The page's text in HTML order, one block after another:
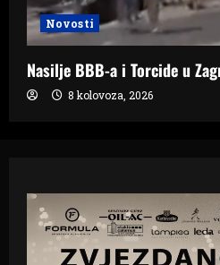
Novosti
Nasilje BBB-a i Torcide u
8 kolovoza, 2026